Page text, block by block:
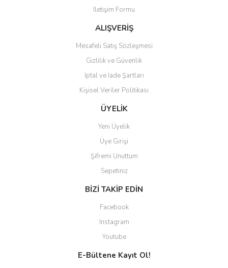
İletişim Formu
ALIŞVERİŞ
Mesafeli Satış Sözleşmesi
Gizlilik ve Güvenlik
İptal ve İade Şartları
Kişisel Veriler Politikası
ÜYELİK
Yeni Üyelik
Üye Girişi
Şifremi Unuttum
Sepetiniz
BİZİ TAKİP EDİN
Facebook
Instagram
Youtube
E-Bültene Kayıt Ol!